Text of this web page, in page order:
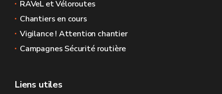
RAVeL et Véloroutes
Chantiers en cours
Vigilance ! Attention chantier
Campagnes Sécurité routière
Liens utiles